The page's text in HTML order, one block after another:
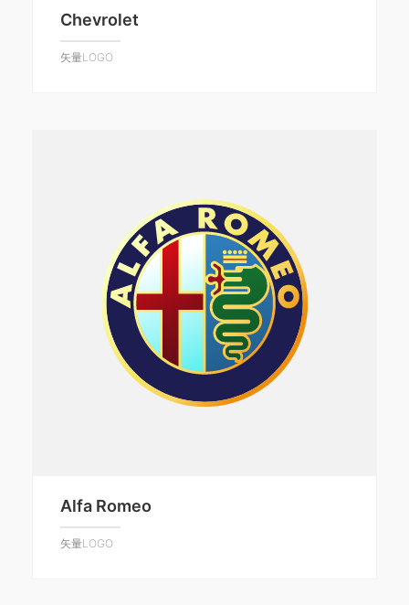
Chevrolet
矢量LOGO
Alfa Romeo
矢量LOGO